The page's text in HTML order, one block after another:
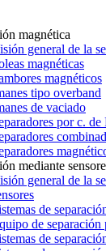
magnética
general de la
magnéticas
magnéticos
tipo overband
de vaciado
por c. de
mediante
general de la
de
de
de